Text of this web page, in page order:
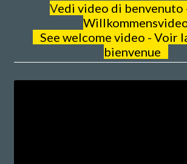
Vedi video di benvenuto
See welcome video - Voir
bienvenue